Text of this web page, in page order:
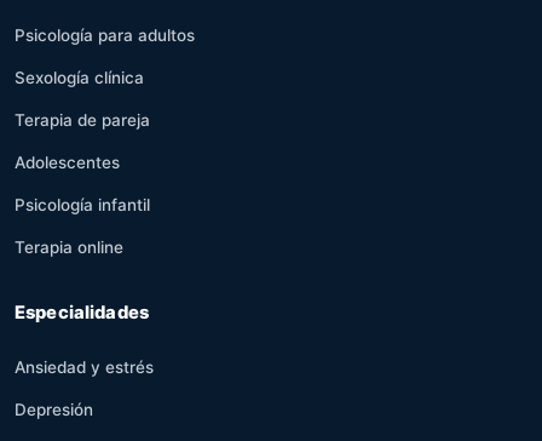
Psicología para adultos
Sexología clínica
Terapia de pareja
Adolescentes
Psicología infantil
Terapia online
Especialidades
Ansiedad y estrés
Depresión